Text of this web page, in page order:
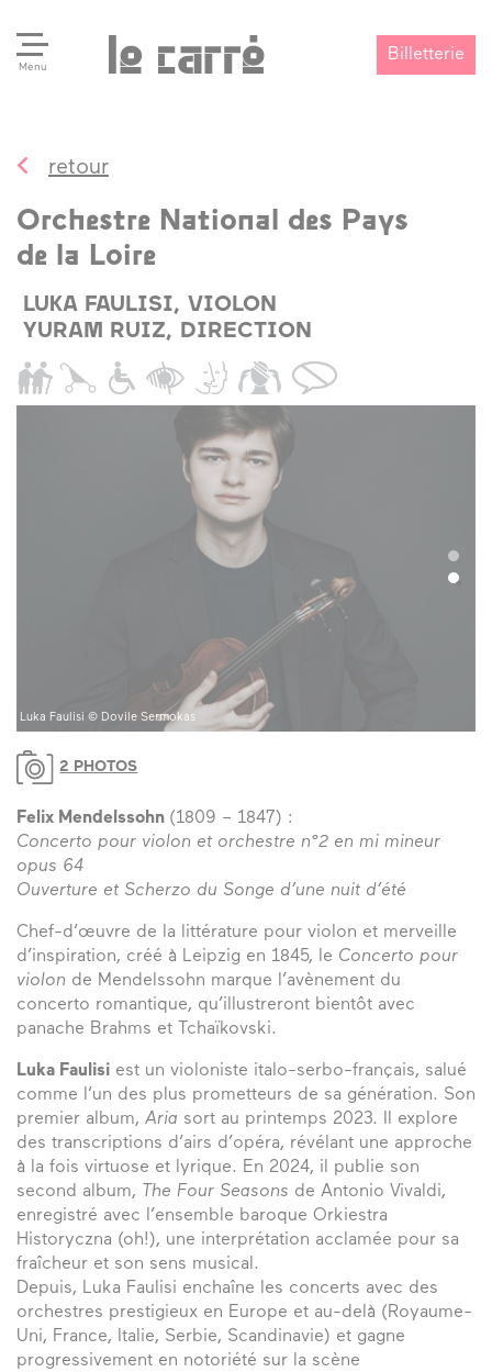
Menu
Billetterie
retour
Orchestre National des Pays
de la Loire
LUKA FAULISI, VIOLON
YURAM RUIZ, DIRECTION
Luka Faulisi © Dovile Sermokas
2 PHOTOS
Felix Mendelssohn (1809 – 1847) :
Concerto pour violon et orchestre n°2 en mi mineur
opus 64
Ouverture et Scherzo du Songe d’une nuit d’été
Chef-d’œuvre de la littérature pour violon et merveille
d’inspiration, créé à Leipzig en 1845, le Concerto pour
violon de Mendelssohn marque l’avènement du
concerto romantique, qu’illustreront bientôt avec
panache Brahms et Tchaïkovski.
Luka Faulisi est un violoniste italo-serbo-français, salué
comme l’un des plus prometteurs de sa génération. Son
premier album, Aria sort au printemps 2023. Il explore
des transcriptions d’airs d’opéra, révélant une approche
à la fois virtuose et lyrique. En 2024, il publie son
second album, The Four Seasons de Antonio Vivaldi,
enregistré avec l’ensemble baroque Orkiestra
Historyczna (oh!), une interprétation acclamée pour sa
fraîcheur et son sens musical.
Depuis, Luka Faulisi enchaîne les concerts avec des
orchestres prestigieux en Europe et au-delà (Royaume-
Uni, France, Italie, Serbie, Scandinavie) et gagne
progressivement en notoriété sur la scène